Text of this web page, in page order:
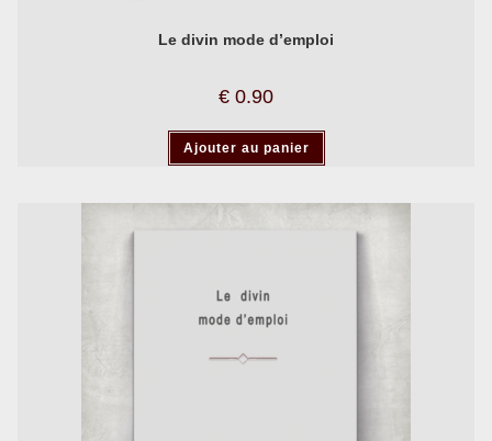
Le divin mode d’emploi
€ 0.90
Ajouter au panier